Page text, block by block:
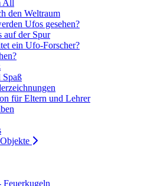
den Weltraum
Ufos gesehen?
auf der Spur
ein Ufo-Forscher?
Spaß
für Eltern und Lehrer
Feuerkugeln